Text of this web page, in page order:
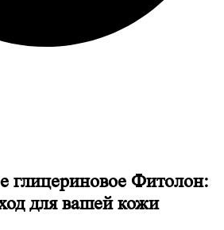
глицериновое Фитолон:
для вашей кожи